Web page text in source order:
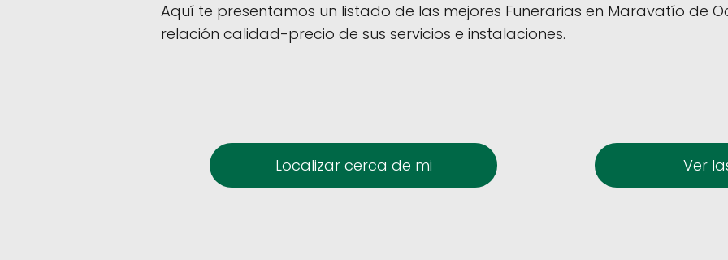
Aquí te presentamos un listado de las mejores Funerarias en Maravatío de
relación calidad-precio de sus servicios e instalaciones.
Localizar cerca de mi Ver